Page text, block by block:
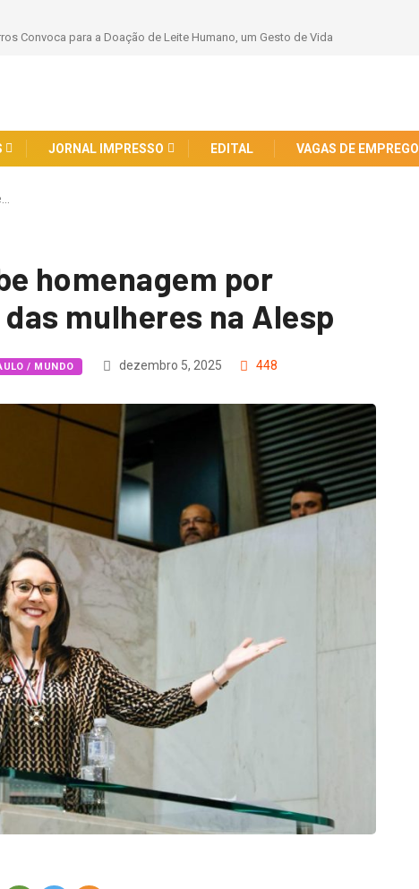
Chega ao Clube Catalão em Negócio Milionário
JORNAL IMPRESSO EDITAL VAGAS DE EMPREGO
homenagem por
mulheres na Alesp
/ MUNDO dezembro 5, 2025 448